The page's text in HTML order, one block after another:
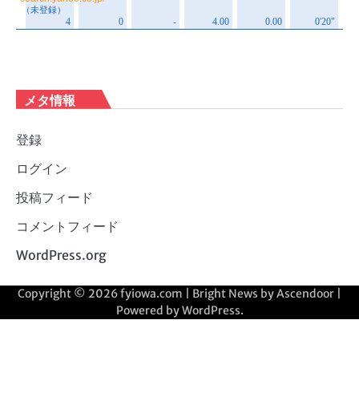
メタ情報
登録
ログイン
投稿フィード
コメントフィード
WordPress.org
Copyright © 2026fyiowa.com | Bright News byAscendoor
Powered byWordPress.